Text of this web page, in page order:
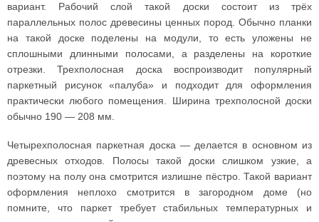
вариант. Рабочий слой такой доски состоит из трёх
параллельных полос древесины ценных пород. Обычно планки
на такой доске поделены на модули, то есть уложены не
сплошными длинными полосами, а разделены на короткие
отрезки. Трехполосная доска воспроизводит популярный
паркетный рисунок «палуба» и подходит для оформления
практически любого помещения. Ширина трехполосной доски
обычно 190 — 208 мм.
Четырехполосная паркетная доска — делается в основном из
древесных отходов. Полосы такой доски слишком узкие, а
поэтому на полу она смотрится излишне пёстро. Такой вариант
оформления неплохо смотрится в загородном доме (но
помните, что паркет требует стабильных температурных и